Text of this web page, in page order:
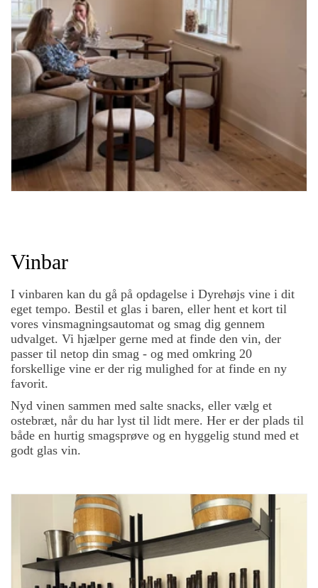
Vinbar
I vinbaren kan du gå på opdagelse i Dyrehøjs vine i dit
eget tempo. Bestil et glas i baren, eller hent et kort til
vores vinsmagningsautomat og smag dig gennem
udvalget. Vi hjælper gerne med at finde den vin, der
passer til netop din smag - og med omkring 20
forskellige vine er der rig mulighed for at finde en ny
favorit.
Nyd vinen sammen med salte snacks, eller vælg et
ostebræt, når du har lyst til lidt mere. Her er der plads til
både en hurtig smagsprøve og en hyggelig stund med et
godt glas vin.